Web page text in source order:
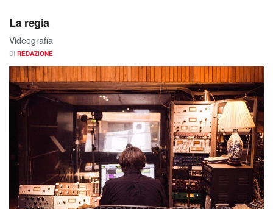
La regia
Videografia
DI REDAZIONE